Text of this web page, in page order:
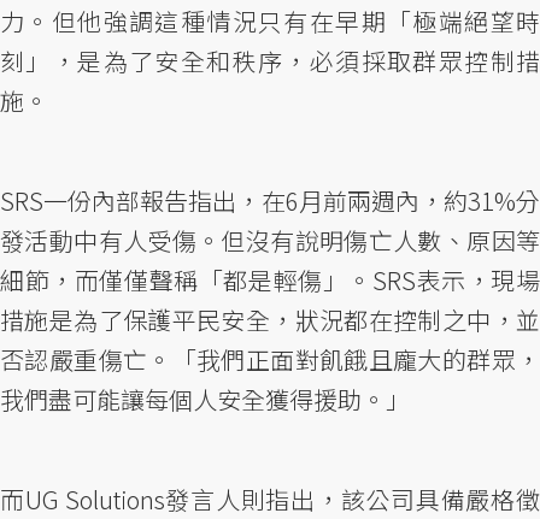
力。但他強調這種情況只有在早期「極端絕望時
刻」，是為了安全和秩序，必須採取群眾控制措
施。
SRS一份內部報告指出，在6月前兩週內，約31%分
發活動中有人受傷。但沒有說明傷亡人數、原因等
細節，而僅僅聲稱「都是輕傷」。SRS表示，現場
措施是為了保護平民安全，狀況都在控制之中，並
否認嚴重傷亡。「我們正面對飢餓且龐大的群眾，
我們盡可能讓每個人安全獲得援助。」
而UG Solutions發言人則指出，該公司具備嚴格徵